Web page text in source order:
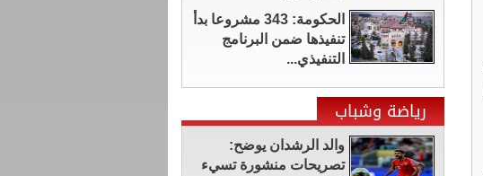
الحكومة: 343 مشروعا بدأ
تنفيذها ضمن البرنامج
التنفيذي...
رياضة وشباب
والد الرشدان يوضح:
تصريحات منشورة تسيء